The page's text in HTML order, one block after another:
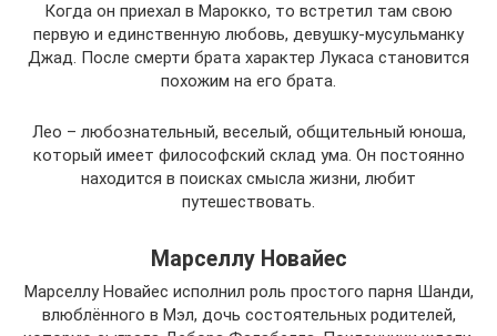
Когда он приехал в Марокко, то встретил там свою
первую и единственную любовь, девушку-мусульманку
Джад. После смерти брата характер Лукаса становится
похожим на его брата.
Лео – любознательный, веселый, общительный юноша,
который имеет философский склад ума. Он постоянно
находится в поисках смысла жизни, любит
путешествовать.
Марселлу Новайес
Марселлу Новайес исполнил роль простого парня Шанди,
влюблённого в Мэл, дочь состоятельных родителей,